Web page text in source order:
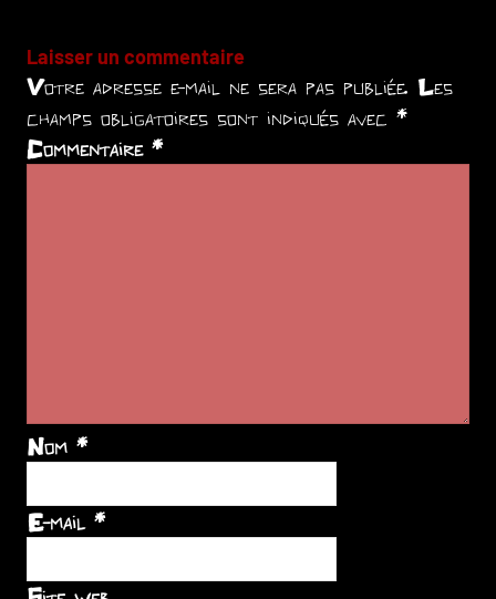
Laisser un commentaire
Votre adresse e-mail ne sera pas publiée. Les
champs obligatoires sont indiqués avec *
Commentaire *
Nom *
E-mail *